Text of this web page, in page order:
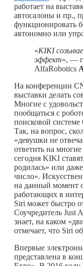
работает на
автосалоны и пр.,
функционировать
автономно или
«KIKI
эффект», —
AlfaRobotics
На конференции
выставки делать
Многие с
пообщаться с
поисковой
Так, на вопрос,
«девушки не
ответить на
сегодня KIKI
родилась» или
число».
на данный момент
работающих в
Siri может быстро
Соучредитель Just
знает, на каком
отмечает, что Siri
Впервые
представлена в